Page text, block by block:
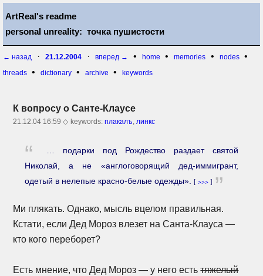
ArtReal's readme
personal unreality: точка пушистости
← назад · 21.12.2004 · вперед → • home • memories • nodes •
threads • dictionary • archive • keywords
К вопросу оСанте-Клаусе
21.12.04 16:59 ◇ keywords:плакалъ линкс
… подарки под Рождество раздает святой
Николай, а не «англоговорящий дед-иммигрант,
одетый в нелепые красно-белые одежды». [>>> ]
Ми плякать. Однако, мысль вцелом правильная.
Кстати, если Дед Мороз влезет наСанта-Клауса —
кто кого переборет?
Есть мнение, что Дед Мороз — у него естьтяжелый